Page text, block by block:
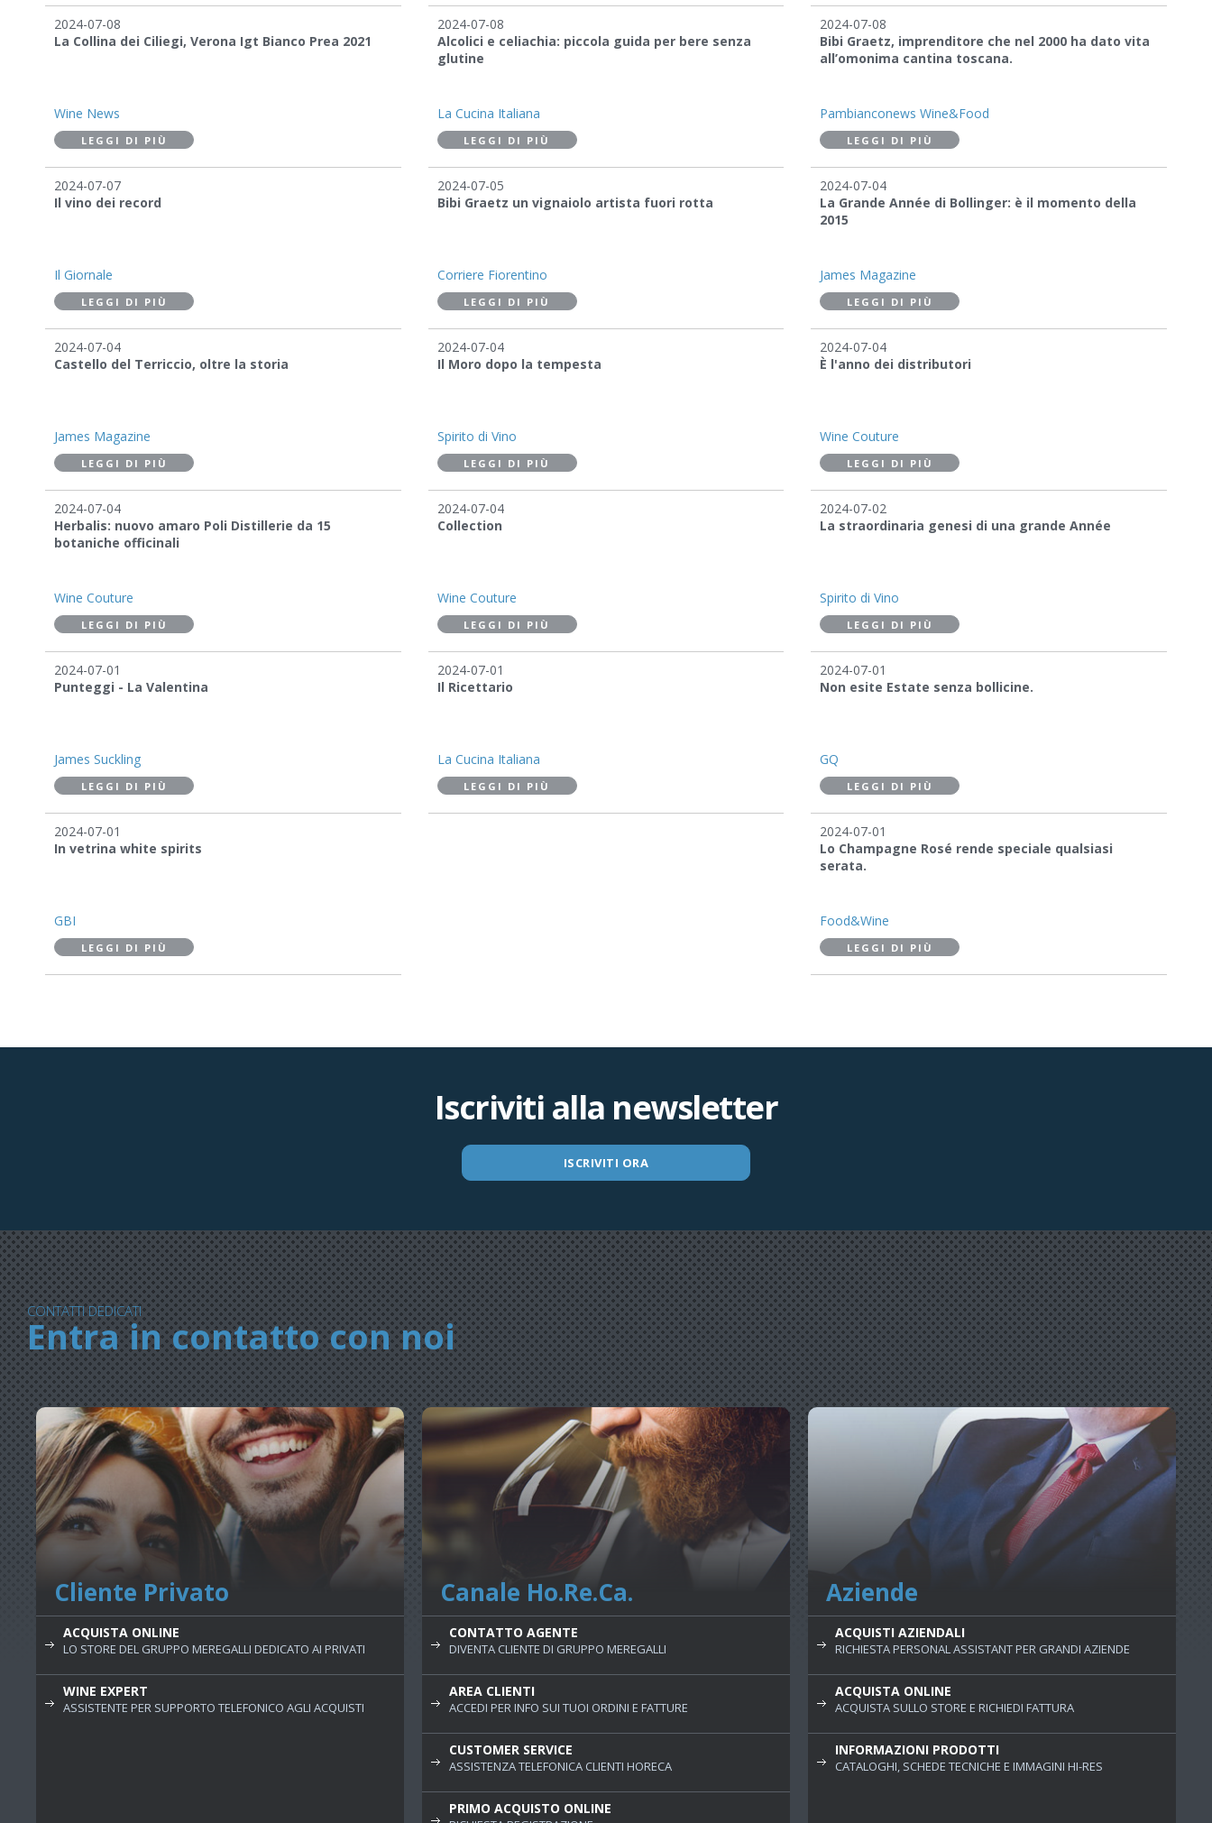
2024-07-08
La Collina dei Ciliegi, Verona Igt Bianco Prea 2021
Wine News
LEGGI DI PIÙ
2024-07-08
Alcolici e celiachia: piccola guida per bere senza
glutine
La Cucina Italiana
LEGGI DI PIÙ
2024-07-08
Bibi Graetz, imprenditore che nel 2000 ha dato vita
all’omonima cantina toscana.
Pambianconews Wine&Food
LEGGI DI PIÙ
2024-07-07
Il vino dei record
Il Giornale
LEGGI DI PIÙ
2024-07-05
Bibi Graetz un vignaiolo artista fuori rotta
Corriere Fiorentino
LEGGI DI PIÙ
2024-07-04
La Grande Année di Bollinger: è il momento della
2015
James Magazine
LEGGI DI PIÙ
2024-07-04
Castello del Terriccio, oltre la storia
James Magazine
LEGGI DI PIÙ
2024-07-04
Il Moro dopo la tempesta
Spirito di Vino
LEGGI DI PIÙ
2024-07-04
È l'anno dei distributori
Wine Couture
LEGGI DI PIÙ
2024-07-04
Herbalis: nuovo amaro Poli Distillerie da 15
botaniche officinali
Wine Couture
LEGGI DI PIÙ
2024-07-04
Collection
Wine Couture
LEGGI DI PIÙ
2024-07-02
La straordinaria genesi di una grande Année
Spirito di Vino
LEGGI DI PIÙ
2024-07-01
Punteggi - La Valentina
James Suckling
LEGGI DI PIÙ
2024-07-01
Il Ricettario
La Cucina Italiana
LEGGI DI PIÙ
2024-07-01
Non esite Estate senza bollicine.
GQ
LEGGI DI PIÙ
2024-07-01
In vetrina white spirits
GBI
LEGGI DI PIÙ
2024-07-01
Lo Champagne Rosé rende speciale qualsiasi
serata.
Food&Wine
LEGGI DI PIÙ
Iscriviti alla newsletter
ISCRIVITI ORA
CONTATTI DEDICATI
Entra in contatto con noi
Cliente Privato
ACQUISTA ONLINE
LO STORE DEL GRUPPO MEREGALLI DEDICATO AI PRIVATI
WINE EXPERT
ASSISTENTE PER SUPPORTO TELEFONICO AGLI ACQUISTI
Canale Ho.Re.Ca.
CONTATTO AGENTE
DIVENTA CLIENTE DI GRUPPO MEREGALLI
AREA CLIENTI
ACCEDI PER INFO SUI TUOI ORDINI E FATTURE
CUSTOMER SERVICE
ASSISTENZA TELEFONICA CLIENTI HORECA
PRIMO ACQUISTO ONLINE
Aziende
ACQUISTI AZIENDALI
RICHIESTA PERSONAL ASSISTANT PER GRANDI AZIENDE
ACQUISTA ONLINE
ACQUISTA SULLO STORE E RICHIEDI FATTURA
INFORMAZIONI PRODOTTI
CATALOGHI, SCHEDE TECNICHE E IMMAGINI HI-RES